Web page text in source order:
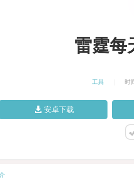
雷霆每
工具 时
安卓下载